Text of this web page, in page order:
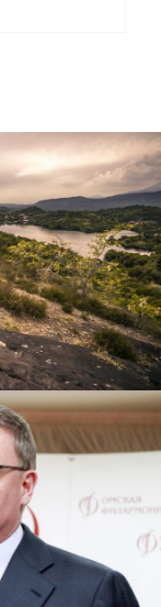
магазина
на 1С-
в
Буркова